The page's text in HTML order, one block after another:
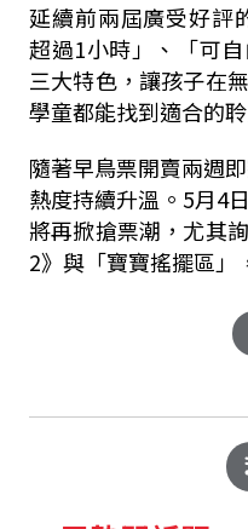
延續前兩屆廣受好評
超過1小時」、「可自
三大特色，讓孩子在
學童都能找到適合的
隨著早鳥票開賣兩週
熱度持續升溫。5月4
將再掀搶票潮，尤其
2》與「寶寶搖擺區」